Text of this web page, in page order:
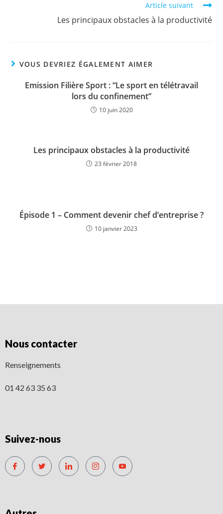
Article suivant
Les principaux obstacles à la productivité
VOUS DEVRIEZ ÉGALEMENT AIMER
Emission Filière Sport : “Le sport en télétravail
lors du confinement”
10 juin 2020
Les principaux obstacles à la productivité
23 février 2018
Épisode 1 – Comment devenir chef d’entreprise ?
10 janvier 2023
Nous contacter
Renseignements
01 42 63 35 63
Suivez-nous